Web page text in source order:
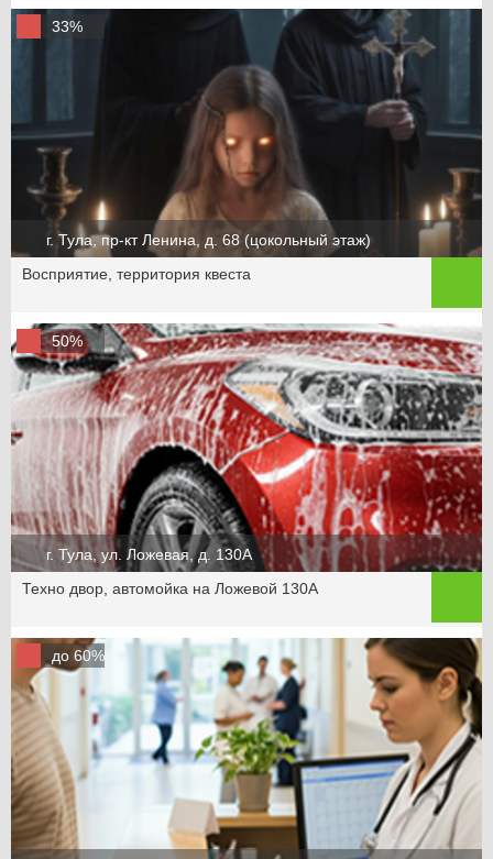
33%
г. Тула, пр-кт Ленина, д. 68 (цокольный этаж)
Восприятие, территория квеста
50%
г. Тула, ул. Ложевая, д. 130А
Техно двор, автомойка на Ложевой 130А
до 60%